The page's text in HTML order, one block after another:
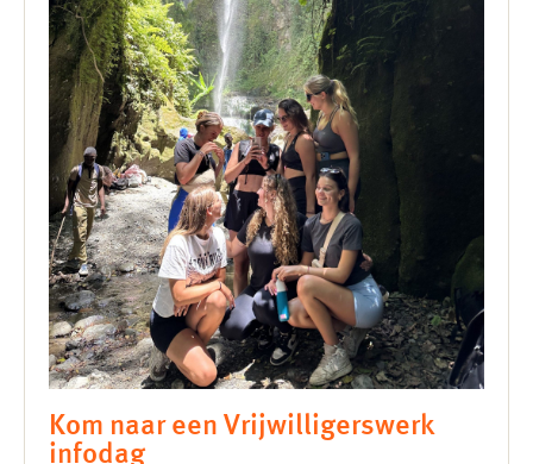
Kom naar een Vrijwilligerswerk
infodag